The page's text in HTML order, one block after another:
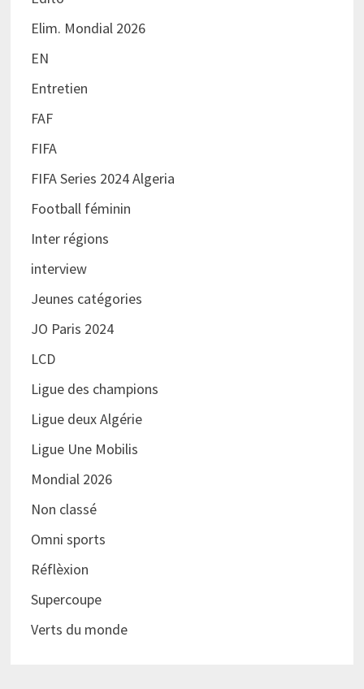
Elim. Mondial 2026
EN
Entretien
FAF
FIFA
FIFA Series 2024 Algeria
Football féminin
Inter régions
interview
Jeunes catégories
JO Paris 2024
LCD
Ligue des champions
Ligue deux Algérie
Ligue Une Mobilis
Mondial 2026
Non classé
Omni sports
Réflèxion
Supercoupe
Verts du monde